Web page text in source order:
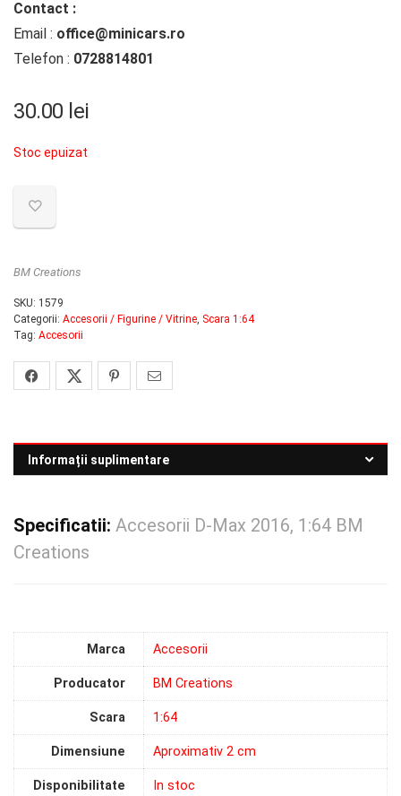
Contact :
Email : office@minicars.ro
Telefon : 0728814801
30.00 lei
Stoc epuizat
BM Creations
SKU: 1579
Categorii: Accesorii / Figurine / Vitrine, Scara 1:64
Tag: Accesorii
Informații suplimentare
Specificatii: Accesorii D-Max 2016, 1:64 BM
Creations
Marca Accesorii
Producator BM Creations
Scara 1:64
Dimensiune Aproximativ 2 cm
Disponibilitate In stoc